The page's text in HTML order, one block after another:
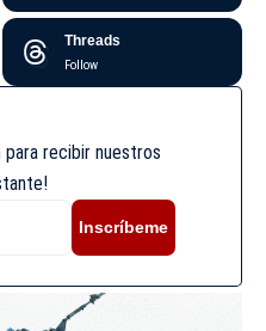
Threads
Follow
recibir nuestros
Inscríbeme